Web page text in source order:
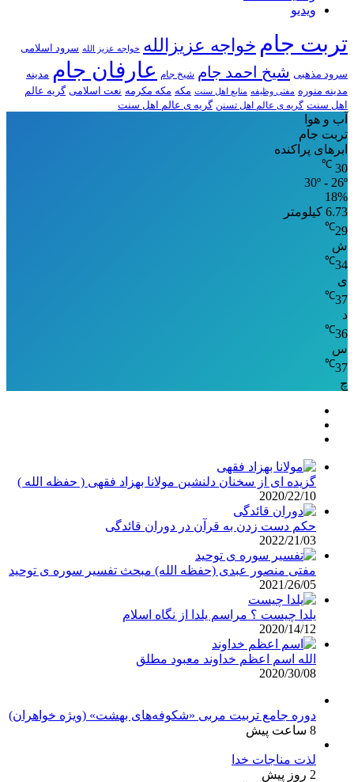
ویدیو
تربت جام خواجه عزیزالله خواجه عزیز الله سرود اسلامی
سرود مذهبی شیخ احمد جام شیخ جام عارفان جام مدینه
مدینه منوره مفتی وظیفه منابع اهل سنت مکه مکه مکرمه نعت اسلامی گریه عالم
اهل سنت گریه ی عالم اهل تسنن گریه ی عالم اهل سنت
آب و هوا
تربت جام
ابرهای پراکنده
30
℃
30º - 26º
18%
6.73 کیلومتر
29
℃
ش
34
℃
ی
37
℃
د
36
℃
س
37
℃
چ
گزیده ای از سخنان دلنشین مولانا بهزاد فقهی ( حفظه الله )
2020/22/10
حکم دست زدن به قرآن در دوران قائدگی
2022/21/03
مفتی منصور عبدی (حفظه الله) مبحث تفسیر سوره ی توحید
2021/26/05
یلدا چیست ؟ مراسم یلدا از نگاه اسلام
2020/14/12
الله اسم اعظم خداوند معبود مطلق
2020/30/08
دوره جامع تربیت مربی «شکوفه‌های بهشت» (ویژه خواهران)
8 ساعت پیش
لذت مناجات خدا
2 روز پیش